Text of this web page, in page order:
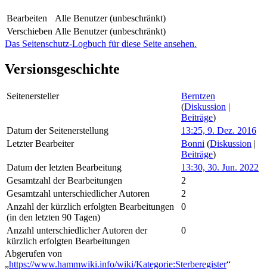
Bearbeiten
Alle Benutzer (unbeschränkt)
Verschieben Alle Benutzer (unbeschränkt)
Das Seitenschutz-Logbuch für diese Seite ansehen.
Versionsgeschichte
Seitenersteller
Berntzen
(Diskussion |
Beiträge)
Datum der Seitenerstellung
13:25, 9. Dez. 2016
Letzter Bearbeiter
Bonni (Diskussion |
Beiträge)
Datum der letzten Bearbeitung
13:30, 30. Jun. 2022
Gesamtzahl der Bearbeitungen
2
Gesamtzahl unterschiedlicher Autoren
2
Anzahl der kürzlich erfolgten Bearbeitungen
(in den letzten 90 Tagen)
0
Anzahl unterschiedlicher Autoren der
kürzlich erfolgten Bearbeitungen
0
Abgerufen von
„https://www.hammwiki.info/wiki/Kategorie:Sterberegister“